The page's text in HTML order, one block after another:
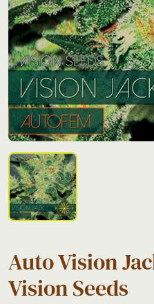
Auto Vision
Vision Seeds